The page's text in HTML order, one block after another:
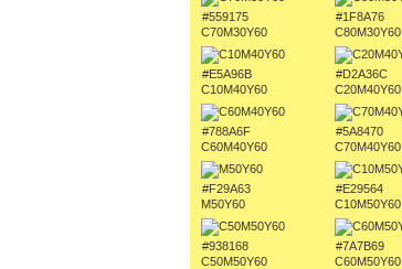
#559175
C70M30Y60
#1F8A76
C80M30Y60
#E5A96B
C10M40Y60
#D2A36C
C20M40Y60
#788A6F
C60M40Y60
#5A8470
C70M40Y60
#F29A63
M50Y60
#E29564
C10M50Y60
#938168
C50M50Y60
#7A7B69
C60M50Y60